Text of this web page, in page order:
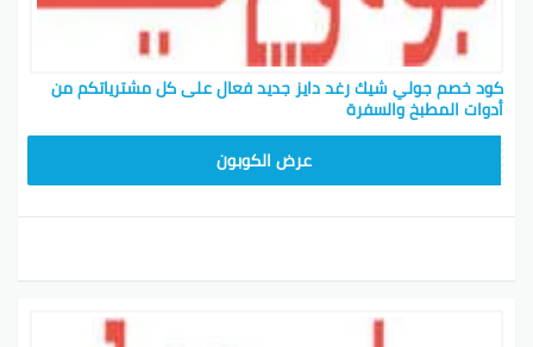
كود خصم جولي شيك رغد دايز جديد فعال على كل مشترياتكم من
أدوات المطبخ والسفرة
عرض الكوبون